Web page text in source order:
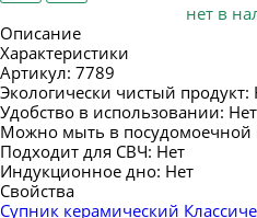
нет в
Описание
Характеристики
Артикул: 7789
Экологически чистый продукт:
Удобство в использовании: Нет
Можно мыть в
Подходит для СВЧ: Нет
Индукционное дно: Нет
Свойства
Супник керамический
ТЕРМОСЫ, ПЛАСТИК
НОВОЕ
НОВОЕ
ПОСТУПЛЕНИЕ
ПОСТУПЛЕНИЕ